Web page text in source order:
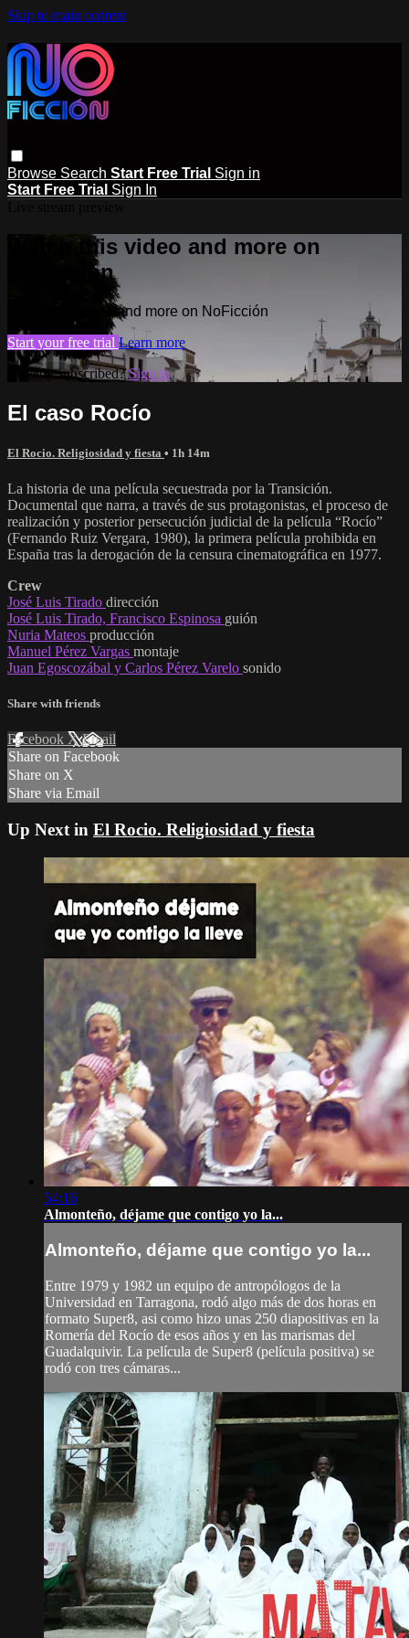
Skip to main content
Browse Search Start Free Trial Sign in
Start Free Trial Sign In
Watch this video and more on
NoFicción
Watch this video and more on NoFicción
Start your free trial Learn more
Already subscribed?Sign in
El caso Rocío
El Rocio. Religiosidad y fiesta • 1h 14m
La historia de una película secuestrada por la Transición.
Documental que narra, a través de sus protagonistas, el proceso de
realización y posterior persecución judicial de la película “Rocío”
(Fernando Ruiz Vergara, 1980), la primera película prohibida en
España tras la derogación de la censura cinematográfica en 1977.
Crew
José Luis Tirado dirección
José Luis Tirado, Francisco Espinosa guión
Nuria Mateos producción
Manuel Pérez Vargas montaje
Juan Egoscozábal y Carlos Pérez Varelo sonido
Share with friends
Facebook XEmail
Share on Facebook
Share on X
Share via Email
Up Next in El Rocio. Religiosidad y fiesta
54:16
Almonteño, déjame que contigo yo la...
Almonteño, déjame que contigo yo la...
Entre 1979 y 1982 un equipo de antropólogos de la
Universidad en Tarragona, rodó algo más de dos horas en
formato Super8, asi como hizo unas 250 diapositivas en la
Romería del Rocío de esos años y en las marismas del
Guadalquivir. La película de Super8 (película positiva) se
rodó con tres cámaras...